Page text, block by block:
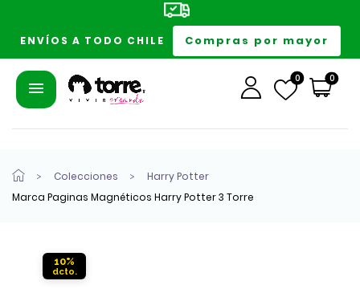
ENVÍOS A TODO CHILE Compras por mayor
0 0
Colecciones
Harry Potter
Marca Paginas Magnéticos Harry Potter 3 Torre
10%